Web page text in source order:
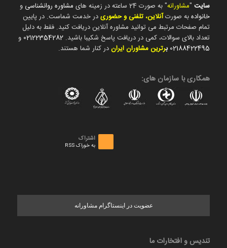
سایت"مشاورانه" به صورت 24 ساعته در زمینه های مشاوره روانشناسی و
خانوادهبه صورتآنلاین، تلفنی و حضوریدر خدمت شماست. در پایین
تمام صفحات مرتبط می توانید مشاوره آنلاین دریافت کنید. فقط به دلیل
تعداد بالای سوالات، کمی در دریافت پاسخ شکیبا باشید. 02122354282 و
02188422495 برترین مشاوران ایراندر کنار شما هستند.
همکاری با سازمان های:
اشتراک
به خوراک RSS
عضویت در اینستاگرام مشاورانه
تندیس و افتخارات ما